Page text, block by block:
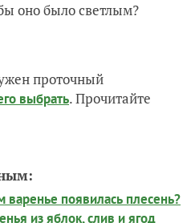
оно было светлым?
проточный
выбрать. Прочитайте
варенье появилась плесень?
из яблок, слив и ягод